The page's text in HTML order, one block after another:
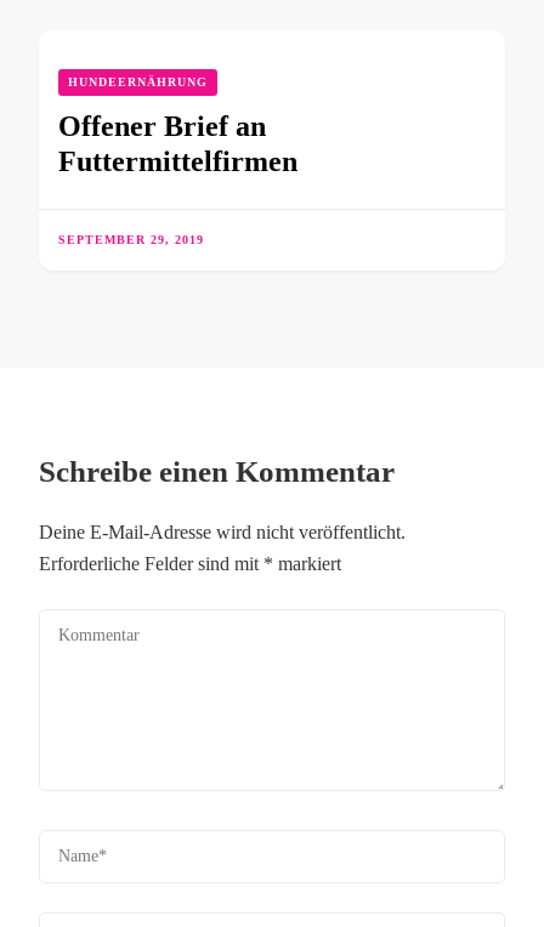
HUNDEERNÄHRUNG
Offener Brief an
Futtermittelfirmen
SEPTEMBER 29, 2019
Schreibe einen Kommentar
Deine E-Mail-Adresse wird nicht veröffentlicht.
Erforderliche Felder sind mit * markiert